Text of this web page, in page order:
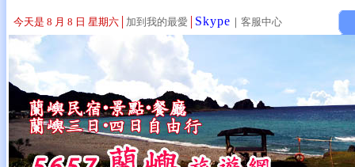
今天是 8 月 8 日 星期六 加到我的最愛 Skype ｜ 客服中心